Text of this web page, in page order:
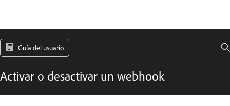
Guía del usuario
Activar o desactivar un webhook